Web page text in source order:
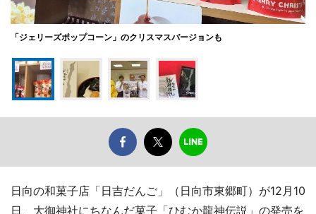
「ジェリーズポップコーン」のクリスマスバージョンも
日向の和菓子店「日吉だんご」（日向市東郷町）が12月10
日、大御神社にちなんだ菓子「ひむか龍神伝説」の発売を